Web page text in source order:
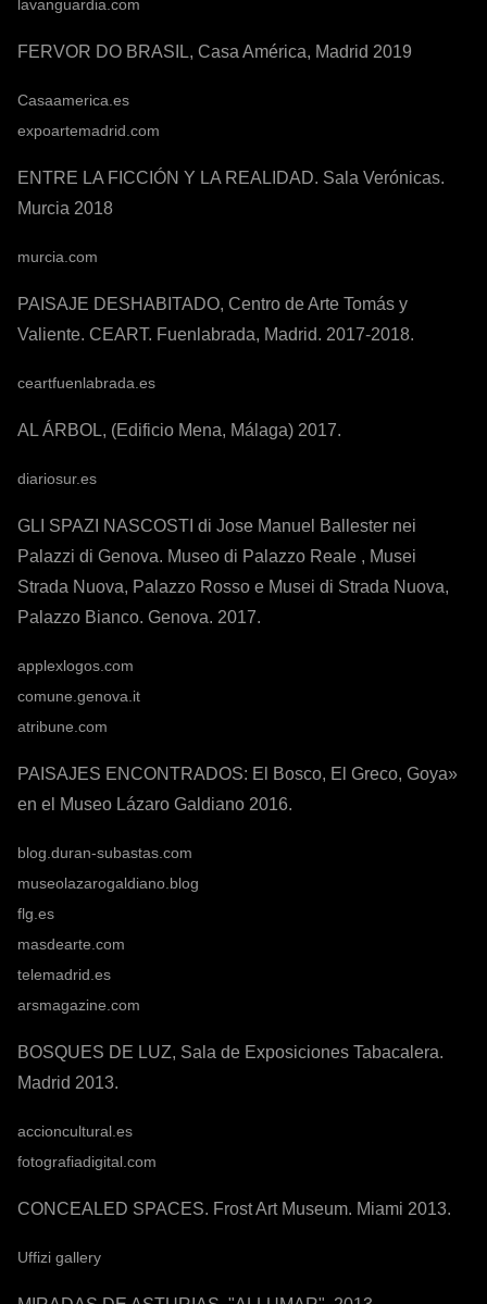
lavanguardia.com
FERVOR DO BRASIL, Casa América, Madrid 2019
Casaamerica.es
expoartemadrid.com
ENTRE LA FICCIÓN Y LA REALIDAD. Sala Verónicas.
Murcia 2018
murcia.com
PAISAJE DESHABITADO, Centro de Arte Tomás y
Valiente. CEART. Fuenlabrada, Madrid. 2017-2018.
ceartfuenlabrada.es
AL ÁRBOL, (Edificio Mena, Málaga) 2017.
diariosur.es
GLI SPAZI NASCOSTI di Jose Manuel Ballester nei
Palazzi di Genova. Museo di Palazzo Reale , Musei
Strada Nuova, Palazzo Rosso e Musei di Strada Nuova,
Palazzo Bianco. Genova. 2017.
applexlogos.com
comune.genova.it
atribune.com
PAISAJES ENCONTRADOS: El Bosco, El Greco, Goya»
en el Museo Lázaro Galdiano 2016.
blog.duran-subastas.com
museolazarogaldiano.blog
flg.es
masdearte.com
telemadrid.es
arsmagazine.com
BOSQUES DE LUZ, Sala de Exposiciones Tabacalera.
Madrid 2013.
accioncultural.es
fotografiadigital.com
CONCEALED SPACES. Frost Art Museum. Miami 2013.
Uffizi gallery